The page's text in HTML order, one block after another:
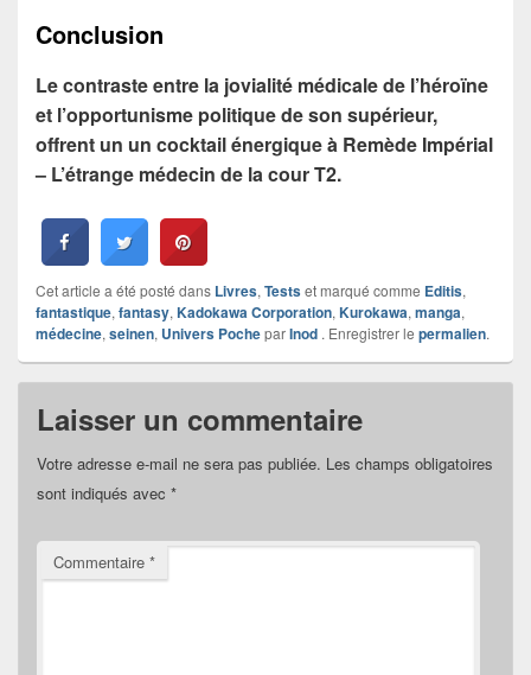
Conclusion
Le contraste entre la jovialité médicale de l’héroïne
et l’opportunisme politique de son supérieur,
offrent un un cocktail énergique à Remède Impérial
– L’étrange médecin de la cour T2.
Cet article a été posté dans Livres, Testset marqué comme Editis,
fantastique, fantasy, Kadokawa Corporation, Kurokawa, manga,
médecine, seinen, Univers PocheparInod . Enregistrer le permalien.
Laisser un commentaire
Votre adresse e-mail ne sera pas publiée. Les champs obligatoires
sont indiqués avec *
Commentaire *